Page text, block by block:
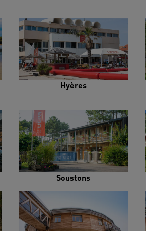
Hyères
Soustons